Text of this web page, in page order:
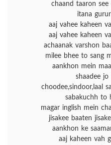
chaand taaron see
itana
aaj vahee kaheen
aaj vahee kaheen
achaanak varshon
milee bhee to sang
aankhon mein
shaadee jo
choodee,sindoor,laal
sabakuchh to
magar inglish mein
jisakee baaten
aankhon ke
aaj kaheen vah